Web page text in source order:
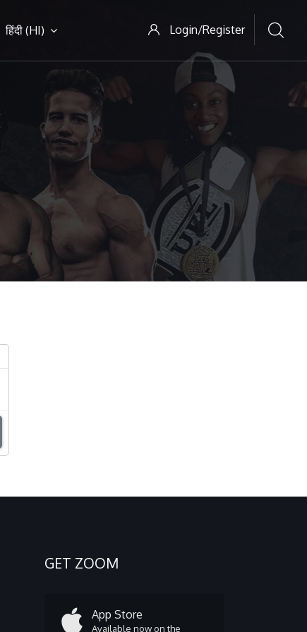
हिंदी ‎(HI)‎ Login/Register
GET ZOOM
App Store
Available now on the